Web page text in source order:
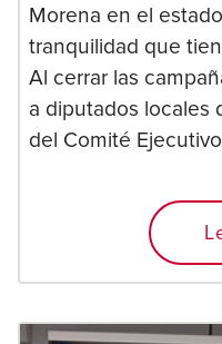
Morena en el
tranquilidad que
Al cerrar las
a diputados locales
del Comité